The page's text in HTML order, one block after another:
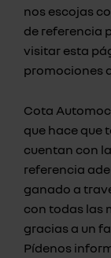
nos escojas
de referencia
visitar esta
promociones
Cota
que hace que
cuentan con
referencia
ganado a
con todas las
gracias a un
Pídenos